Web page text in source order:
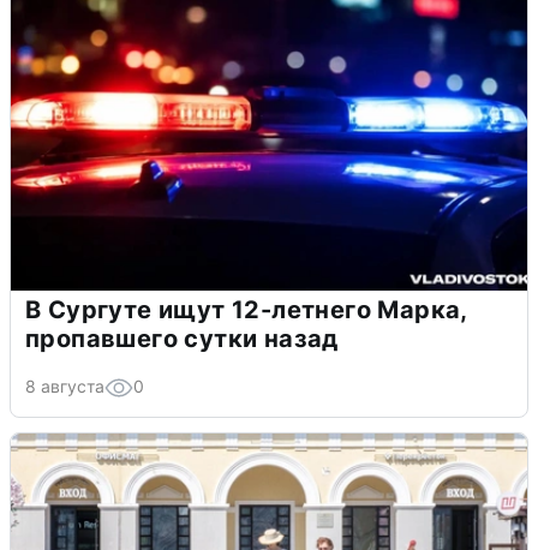
В Сургуте ищут 12-летнего Марка,
пропавшего сутки назад
8 августа 0